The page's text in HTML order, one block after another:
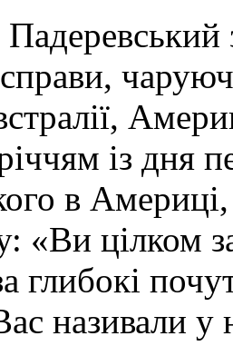
із дня
в
«Ви цілком
глибокі
називали у